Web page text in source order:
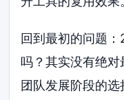
回到最初的问题
吗？其实没有绝
团队发展阶段的